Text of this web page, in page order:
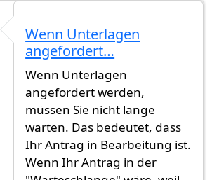
Hey habe kurze frage was von…
Wenn Unterlagen
angefordert…
Wenn Unterlagen
angefordert werden,
müssen Sie nicht lange
warten. Das bedeutet, dass
Ihr Antrag in Bearbeitung ist.
Wenn Ihr Antrag in der